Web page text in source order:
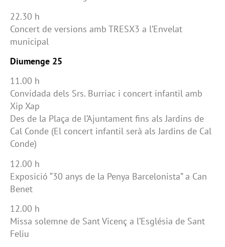
22.30 h
Concert de versions amb TRESX3 a l’Envelat
municipal
Diumenge 25
11.00 h
Convidada dels Srs. Burriac i concert infantil amb
Xip Xap
Des de la Plaça de l’Ajuntament fins als Jardins de
Cal Conde (El concert infantil serà als Jardins de Cal
Conde)
12.00 h
Exposició “30 anys de la Penya Barcelonista” a Can
Benet
12.00 h
Missa solemne de Sant Vicenç a l’Església de Sant
Feliu